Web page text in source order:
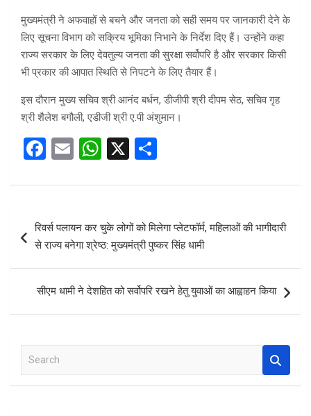
मुख्यमंत्री ने अफवाहों से बचने और जनता को सही समय पर जानकारी देने के
लिए सूचना विभाग को सक्रिय भूमिका निभाने के निर्देश दिए हैं। उन्होंने कहा
राज्य सरकार के लिए देवतुल्य जनता की सुरक्षा सर्वोपरि है और सरकार किसी
भी प्रकार की आपात स्थिति से निपटने के लिए तैयार हैं।
इस दौरान मुख्य सचिव श्री आनंद बर्धन, डीजीपी श्री दीपम सेठ, सचिव गृह
श्री शैलेश बगौली, एडीजी श्री ए.पी अंशुमान।
F
ce
b
o
k
E
ail
W
at
s
A
p
p
X
ar
e
navigation
रिवर्स पलायन कर चुके लोगों को मिलेगा प्लेटफॉर्म, महिलाओं की भागीदारी
से राज्य बनेगा श्रेष्ठ: मुख्यमंत्री पुष्कर सिंह धामी
सीएम धामी ने देशहित को सर्वोपरि रखने हेतु युवाओं का आह्वाहन किया
a